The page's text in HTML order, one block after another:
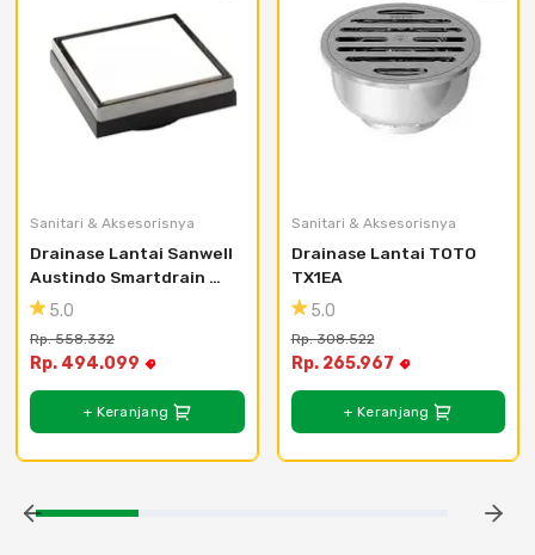
Sanitari & Aksesorisnya
Drainase Lantai Sanwell
Austindo Smartdrain
Square 20/100mm
5.0
Rp. 558.332
Rp. 494.099
+ Keranjang
Sanitari & Aksesorisnya
Drainase Lantai TOTO
TX1EA
5.0
Rp. 308.522
Rp. 265.967
+ Keranjang